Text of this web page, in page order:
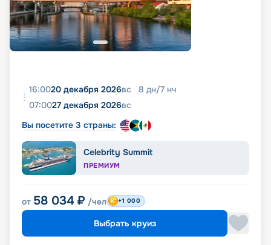
16:0020 декабря 2026вс 8 дн/7 нч
07:0027 декабря 2026вс
Вы посетите 3 страны:
Celebrity Summit
ПРЕМИУМ
от 58 034 ₽ /чел +1 000
Выбрать круиз